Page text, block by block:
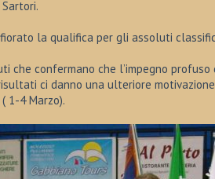
la qualifica per gli assoluti
confermano che l’impegno profuso
ci danno una ulteriore
1-4 Marzo).